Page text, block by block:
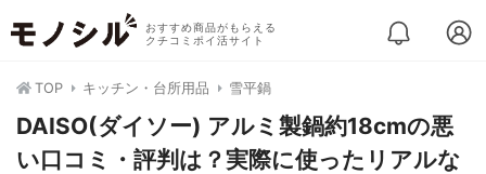
おすすめ商品がもらえる
クチコミポイ活サイト
TOP キッチン・台所用品 雪平鍋
DAISO(ダイソー) アルミ製鍋約18cmの悪
い口コミ・評判は？実際に使ったリアルな